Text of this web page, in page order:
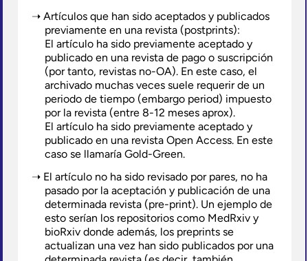
Artículos que han sido aceptados y publicados
previamente en una revista (postprints):
El artículo ha sido previamente aceptado y
publicado en una revista de pago o suscripción
(por tanto, revistas no-OA). En este caso, el
archivado muchas veces suele requerir de un
periodo de tiempo (embargo period) impuesto
por la revista (entre 8-12 meses aprox).
El artículo ha sido previamente aceptado y
publicado en una revista Open Access. En este
caso se llamaría Gold-Green.
El artículo no ha sido revisado por pares, no ha
pasado por la aceptación y publicación de una
determinada revista (pre-print). Un ejemplo de
esto serían los repositorios como MedRxiv y
bioRxiv donde además, los preprints se
actualizan una vez han sido publicados por una